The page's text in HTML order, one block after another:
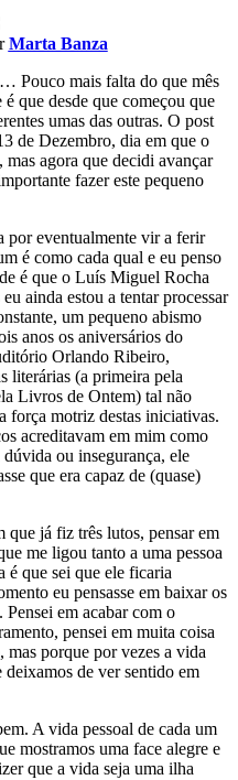
Marta Banza
Pouco mais falta do que mês
que desde que começou que
umas das outras. O post
de Dezembro, dia em que o
mas agora que decidi avançar
fazer este pequeno
por eventualmente vir a ferir
é como cada qual e eu penso
é que o Luís Miguel Rocha
ainda estou a tentar processar
um pequeno abismo
anos os aniversários do
Orlando Ribeiro,
literárias (a primeira pela
Livros de Ontem) tal não
força motriz destas iniciativas.
acreditavam em mim como
ou insegurança, ele
que era capaz de (quase)
que já fiz três lutos, pensar em
me ligou tanto a uma pessoa
é que sei que ele ficaria
eu pensasse em baixar os
Pensei em acabar com o
pensei em muita coisa
porque por vezes a vida
deixamos de ver sentido em
A vida pessoal de cada um
mostramos uma face alegre e
que a vida seja uma ilha